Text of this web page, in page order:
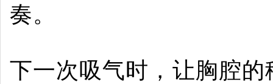
奏。
下一次吸气时，让胸腔